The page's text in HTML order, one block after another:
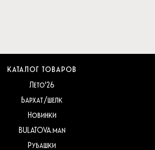
КАТАЛОГ ТОВАРОВ
BULATOVA.man
Лето'26
Бархат/шелк
Рубашки
Новинки